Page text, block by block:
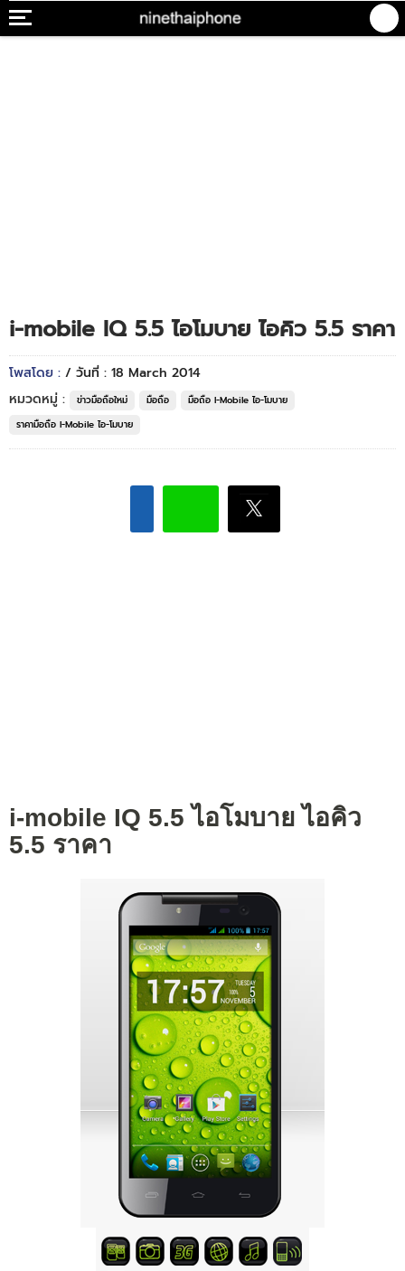
i-mobile IQ 5.5 ไอโมบาย ไอคิว 5.5 ราคา
โพสโดย : / วันที่ : 18 March 2014
หมวดหมู่ :
ข่าวมือถือใหม่ มือถือ
มือถือ I-Mobile ไอ-โมบาย
ราคามือถือ I-Mobile ไอ-โมบาย
i-mobile IQ 5.5 ไอโมบาย ไอคิว
5.5 ราคา